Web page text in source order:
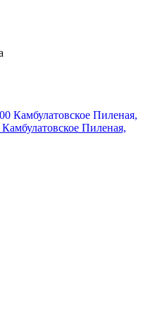
Пиленая,